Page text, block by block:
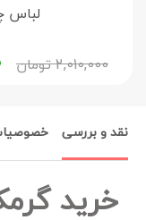
لباس
2,010,000تومان
نقد و بررسی
خرید